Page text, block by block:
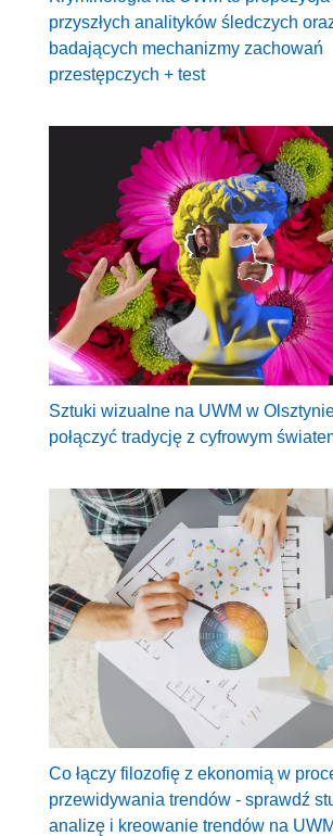
przyszłych analityków śledczych
badających mechanizmy zachowań
przestępczych + test
Sztuki wizualne na UWM w
połączyć tradycję z cyfrowym
Co łączy filozofię z ekonomią w
przewidywania trendów - sprawdź
analizę i kreowanie trendów na